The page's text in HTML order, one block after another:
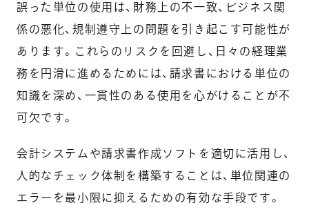
誤った単位の使用は、財務上の不一致、ビジネス関
係の悪化、規制遵守上の問題を引き起こす可能性が
あります。これらのリスクを回避し、日々の経理業
務を円滑に進めるためには、請求書における単位の
知識を深め、一貫性のある使用を心がけることが不
可欠です。
会計システムや請求書作成ソフトを適切に活用し、
人的なチェック体制を構築することは、単位関連の
エラーを最小限に抑えるための有効な手段です。